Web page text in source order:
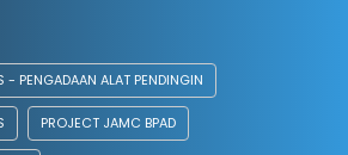
- PENGADAAN ALAT PENDINGIN
PROJECT JAMC BPAD